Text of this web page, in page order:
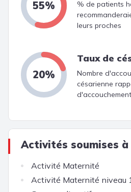
55%
% de patients
leurs proches
20%
Taux de
Nombre
césarienne
Activités soumises
Activité Maternité
Activité Maternité niveau